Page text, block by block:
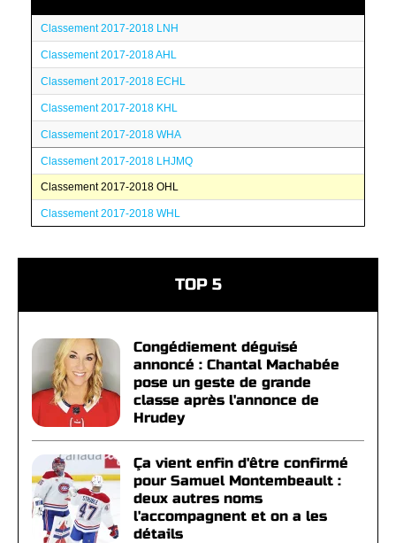
Classement 2017-2018 LNH
Classement 2017-2018 AHL
Classement 2017-2018 ECHL
Classement 2017-2018 KHL
Classement 2017-2018 WHA
Classement 2017-2018 LHJMQ
Classement 2017-2018 OHL
Classement 2017-2018 WHL
TOP 5
Congédiement déguisé
annoncé : Chantal Machabée
pose un geste de grande
classe après l'annonce de
Hrudey
Ça vient enfin d'être confirmé
pour Samuel Montembeault :
deux autres noms
l'accompagnent et on a les
détails